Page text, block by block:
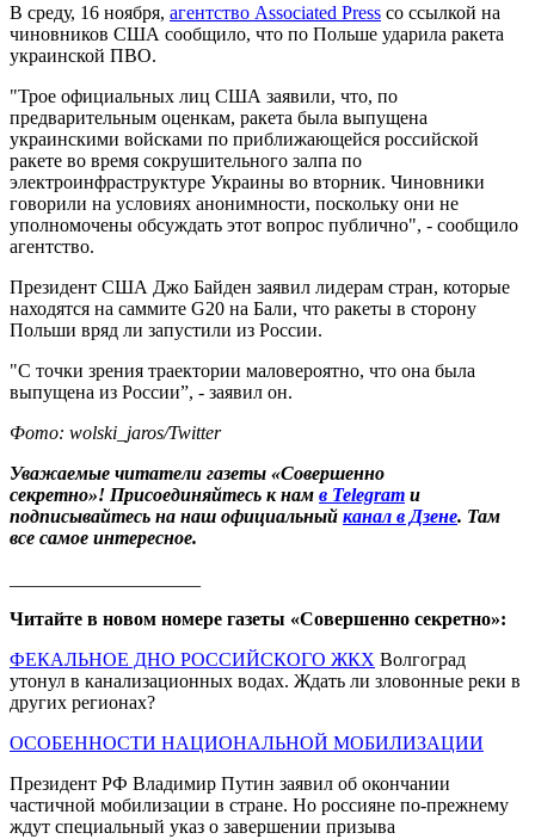
В среду, 16 ноября, агентство Associated Press со ссылкой на
чиновников США сообщило, что по Польше ударила ракета
украинской ПВО.
"Трое официальных лиц США заявили, что, по
предварительным оценкам, ракета была выпущена
украинскими войсками по приближающейся российской
ракете во время сокрушительного залпа по
электроинфраструктуре Украины во вторник. Чиновники
говорили на условиях анонимности, поскольку они не
уполномочены обсуждать этот вопрос публично", - сообщило
агентство.
Президент США Джо Байден заявил лидерам стран, которые
находятся на саммите G20 на Бали, что ракеты в сторону
Польши вряд ли запустили из России.
"C точки зрения траектории маловероятно, что она была
выпущена из России”, - заявил он.
Фото: wolski_jaros/Twitter
Уважаемые читатели газеты «Совершенно
секретно»! Присоединяйтесь к нам в Telegram и
подписывайтесь на наш официальный канал в Дзене. Там
все самое интересное.
Читайте в новом номере газеты «Совершенно секретно»:
ФЕКАЛЬНОЕ ДНО РОССИЙСКОГО ЖКХ Волгоград
утонул в канализационных водах. Ждать ли зловонные реки в
других регионах?
ОСОБЕННОСТИ НАЦИОНАЛЬНОЙ МОБИЛИЗАЦИИ
Президент РФ Владимир Путин заявил об окончании
частичной мобилизации в стране. Но россияне по-прежнему
ждут специальный указ о завершении призыва